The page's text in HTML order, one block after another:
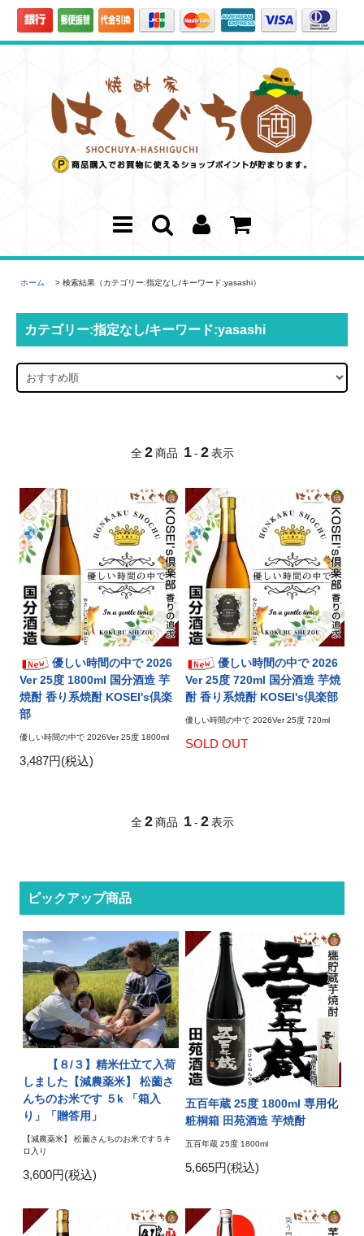
ホーム > 検索結果（カテゴリー:指定なし/キーワード:yasashi）
カテゴリー:指定なし/キーワード:yasashi
全 2 商品 1 - 2 表示
優しい時間の中で 2026
Ver 25度 1800ml 国分酒造 芋
焼酎 香り系焼酎 KOSEI's倶楽
部
優しい時間の中で 2026Ver 25度 1800ml
3,487円(税込)
優しい時間の中で 2026
Ver 25度 720ml 国分酒造 芋焼
酎 香り系焼酎 KOSEI's倶楽部
優しい時間の中で 2026Ver 25度 720ml
SOLD OUT
全 2 商品 1 - 2 表示
ピックアップ商品
【８/３】精米仕立て入荷
しました【減農薬米】 松薗さ
んちのお米です ５k 「箱入
り」「贈答用」
【減農薬米】 松薗さんちのお米です５キ
ロ入り
3,600円(税込)
五百年蔵 25度 1800ml 専用化
粧桐箱 田苑酒造 芋焼酎
五百年蔵 25度 1800ml
5,665円(税込)